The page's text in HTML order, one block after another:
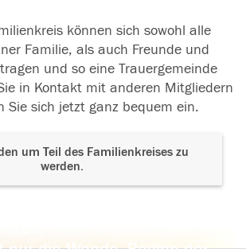
können sich sowohl alle
Familie, als auch Freunde und
und so eine Trauergemeinde
in Kontakt mit anderen Mitgliedern
Sie sich jetzt ganz bequem ein.
um Teil des Familienkreises zu
werden.